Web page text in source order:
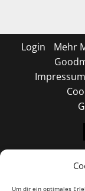
Um dir ein optimales
Login
Mehr
Copyright ©